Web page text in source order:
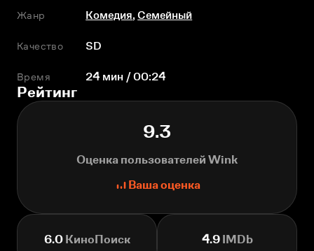
Жанр Комедия,Семейный
Качество SD
Время 24 мин / 00:24
Рейтинг
9.3
Оценка пользователей Wink
Ваша оценка
6.0КиноПоиск 4.9IMDb